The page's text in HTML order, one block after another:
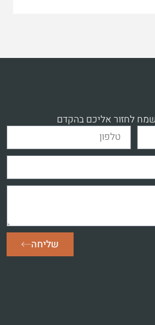
לחזור אליכם בהקדם
שליחה